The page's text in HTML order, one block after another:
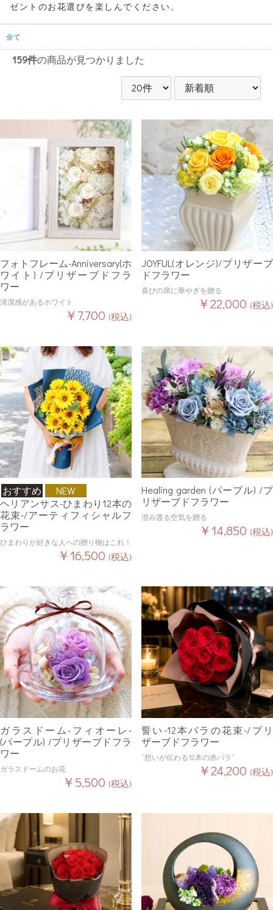
ゼントのお花選びを楽しんでください。
全て
159件の商品が見つかりました
フォトフレーム-Anniversary(ホ
ワイト) /プリザーブドフラ
ワー
清潔感があるホワイト
￥7,700 (税込)
JOYFUL(オレンジ)/プリザーブ
ドフラワー
喜びの席に華やぎを贈る
￥22,000 (税込)
おすすめ
NEW
ヘリアンサス-ひまわり12本の
花束-/アーティフィシャルフ
ラワー
ひまわりが好きな人への贈り物はこれ！
￥16,500 (税込)
Healing garden (パープル) /プ
リザーブドフラワー
澄み渡る空気を贈る
￥14,850 (税込)
ガラスドーム-フィオーレ-
(パープル) /プリザーブドフラ
ワー
ガラスドームのお花
￥5,500 (税込)
誓い-12本バラの花束-/プリ
ザーブドフラワー
“想いが伝わる12本の赤バラ”
￥24,200 (税込)